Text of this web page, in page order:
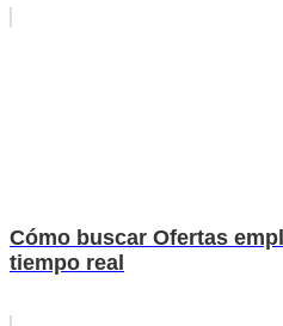
Cómo buscar Ofertas
tiempo real